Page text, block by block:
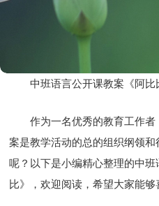
中班语言公开课教案《阿比
作为一名优秀的教育工作
案是教学活动的总的组织纲领
呢？以下是小编精心整理的中
比》，欢迎阅读，希望大家能够